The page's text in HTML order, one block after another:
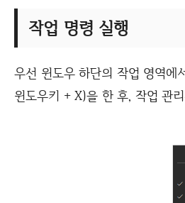
작업 명령 실행
우선 윈도우 하단의 작업 영역에
윈도우키 + X)을 한 후, 작업 관